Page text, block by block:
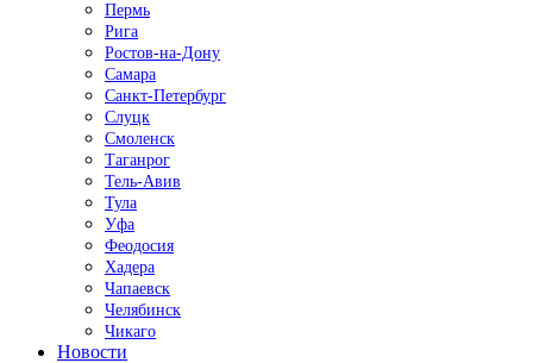
Пермь
Рига
Ростов-на-Дону
Самара
Санкт-Петербург
Слуцк
Смоленск
Таганрог
Тель-Авив
Тула
Уфа
Феодосия
Хадера
Чапаевск
Челябинск
Чикаго
Новости